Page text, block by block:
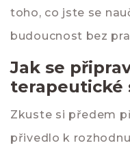
toho, co jste se
budoucnost bez
Jak se
terapeutické
Zkuste si předem
přivedlo k